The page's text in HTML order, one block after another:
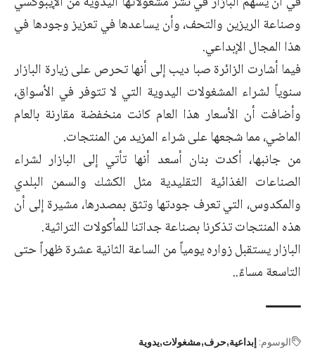
وصناعة الريزين والتحف، وأن يساعدها في تعزيز وجودها في
هذا المجال الإبداعي.
فيما أشارت الزائرة صبا ديب إلى أنها تحرص على زيارة البازار
سنوياً لشراء المشغولات اليدوية التي لا تتوفر في الأسواق،
وأضافت أن الأسعار هذا العام كانت منخفضة مقارنة بالعام
الماضي، مما شجعها على شراء المزيد من المنتجات.
من جانبها، أكدت بنان أسعد أنها تأتي إلى البازار لشراء
الصناعات الغذائية التقليدية مثل الكشك والسمن البلدي
والمكدوس، التي تعرف جودتها وتثق بمصدرها، مشيرة إلى أن
هذه المنتجات تذكرنا بصناعة جداتنا للمأكولات التراثية.
البازار يستقبل زواره يومياً من الساعة الثانية عشرة ظهراً حتى
التاسعة مساءً..
الوسوم: إبداعية حرف مشغولات يدوية